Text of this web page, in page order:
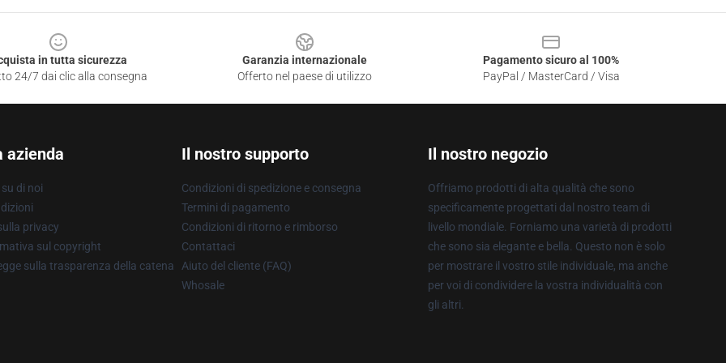
in tutta sicurezza
24/7 dai clic alla consegna
Garanzia internazionale
Offerto nel paese di utilizzo
Pagamento sicuro al 100%
PayPal / MasterCard / Visa
azienda
di noi
privacy
sul copyright
sulla trasparenza della catena
Il nostro supporto
Condizioni di spedizione e consegna
Termini di pagamento
Condizioni di ritorno e rimborso
Contattaci
Aiuto del cliente (FAQ)
Whosale
Il nostro negozio
Offriamo prodotti di alta qualità che sono
specificamente progettati dal nostro team di
livello mondiale. Forniamo una varietà di prodotti
che sono sia elegante e bella. Questo non è solo
per mostrare il vostro stile individuale, ma anche
per voi di condividere la vostra individualità con
gli altri.